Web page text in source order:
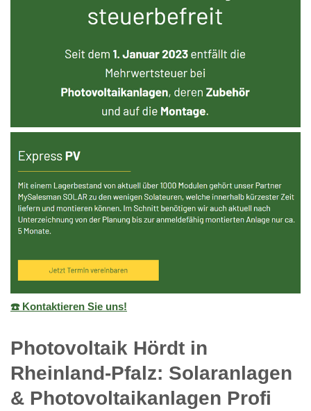
☎️ Kontaktieren Sie uns!
Photovoltaik Hördt in
Rheinland-Pfalz: Solaranlagen
& Photovoltaikanlagen Profi